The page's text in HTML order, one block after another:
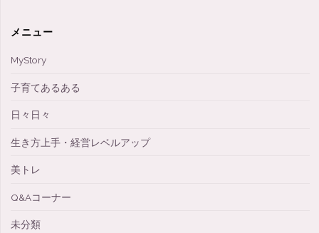
メニュー
MyStory
子育てあるある
日々日々
生き方上手・経営レベルアップ
美トレ
Q&Aコーナー
未分類